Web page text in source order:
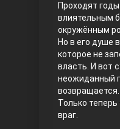
Любовь
Проходят
влиятельным
окружённым
Но в его душе
которое не
власть. И вот
неожиданный
Только теперь
враг.